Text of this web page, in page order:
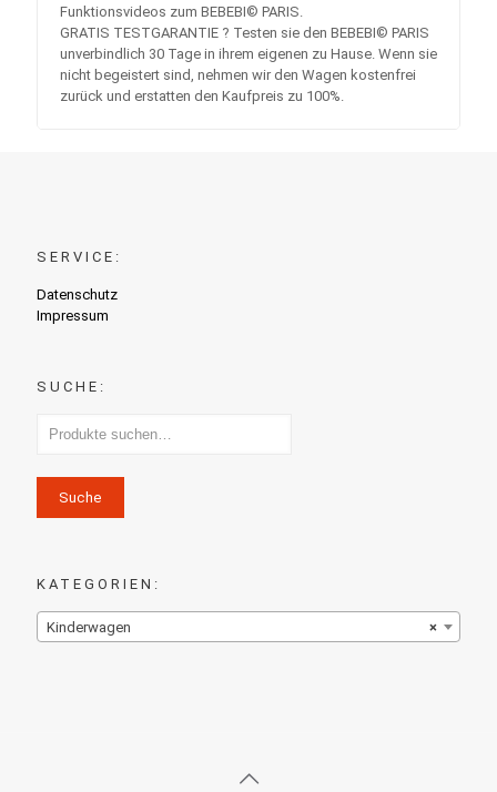
Funktionsvideos zum BEBEBI© PARIS.
GRATIS TESTGARANTIE ? Testen sie den BEBEBI© PARIS
unverbindlich 30 Tage in ihrem eigenen zu Hause. Wenn sie
nicht begeistert sind, nehmen wir den Wagen kostenfrei
zurück und erstatten den Kaufpreis zu 100%.
SERVICE:
Datenschutz
Impressum
SUCHE:
Suche
KATEGORIEN:
×
Kinderwagen